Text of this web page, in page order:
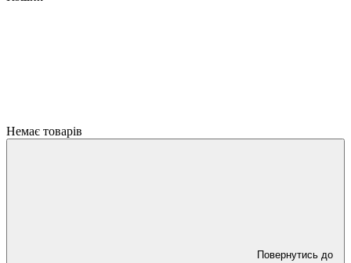
Немає товарів
Повернутись до